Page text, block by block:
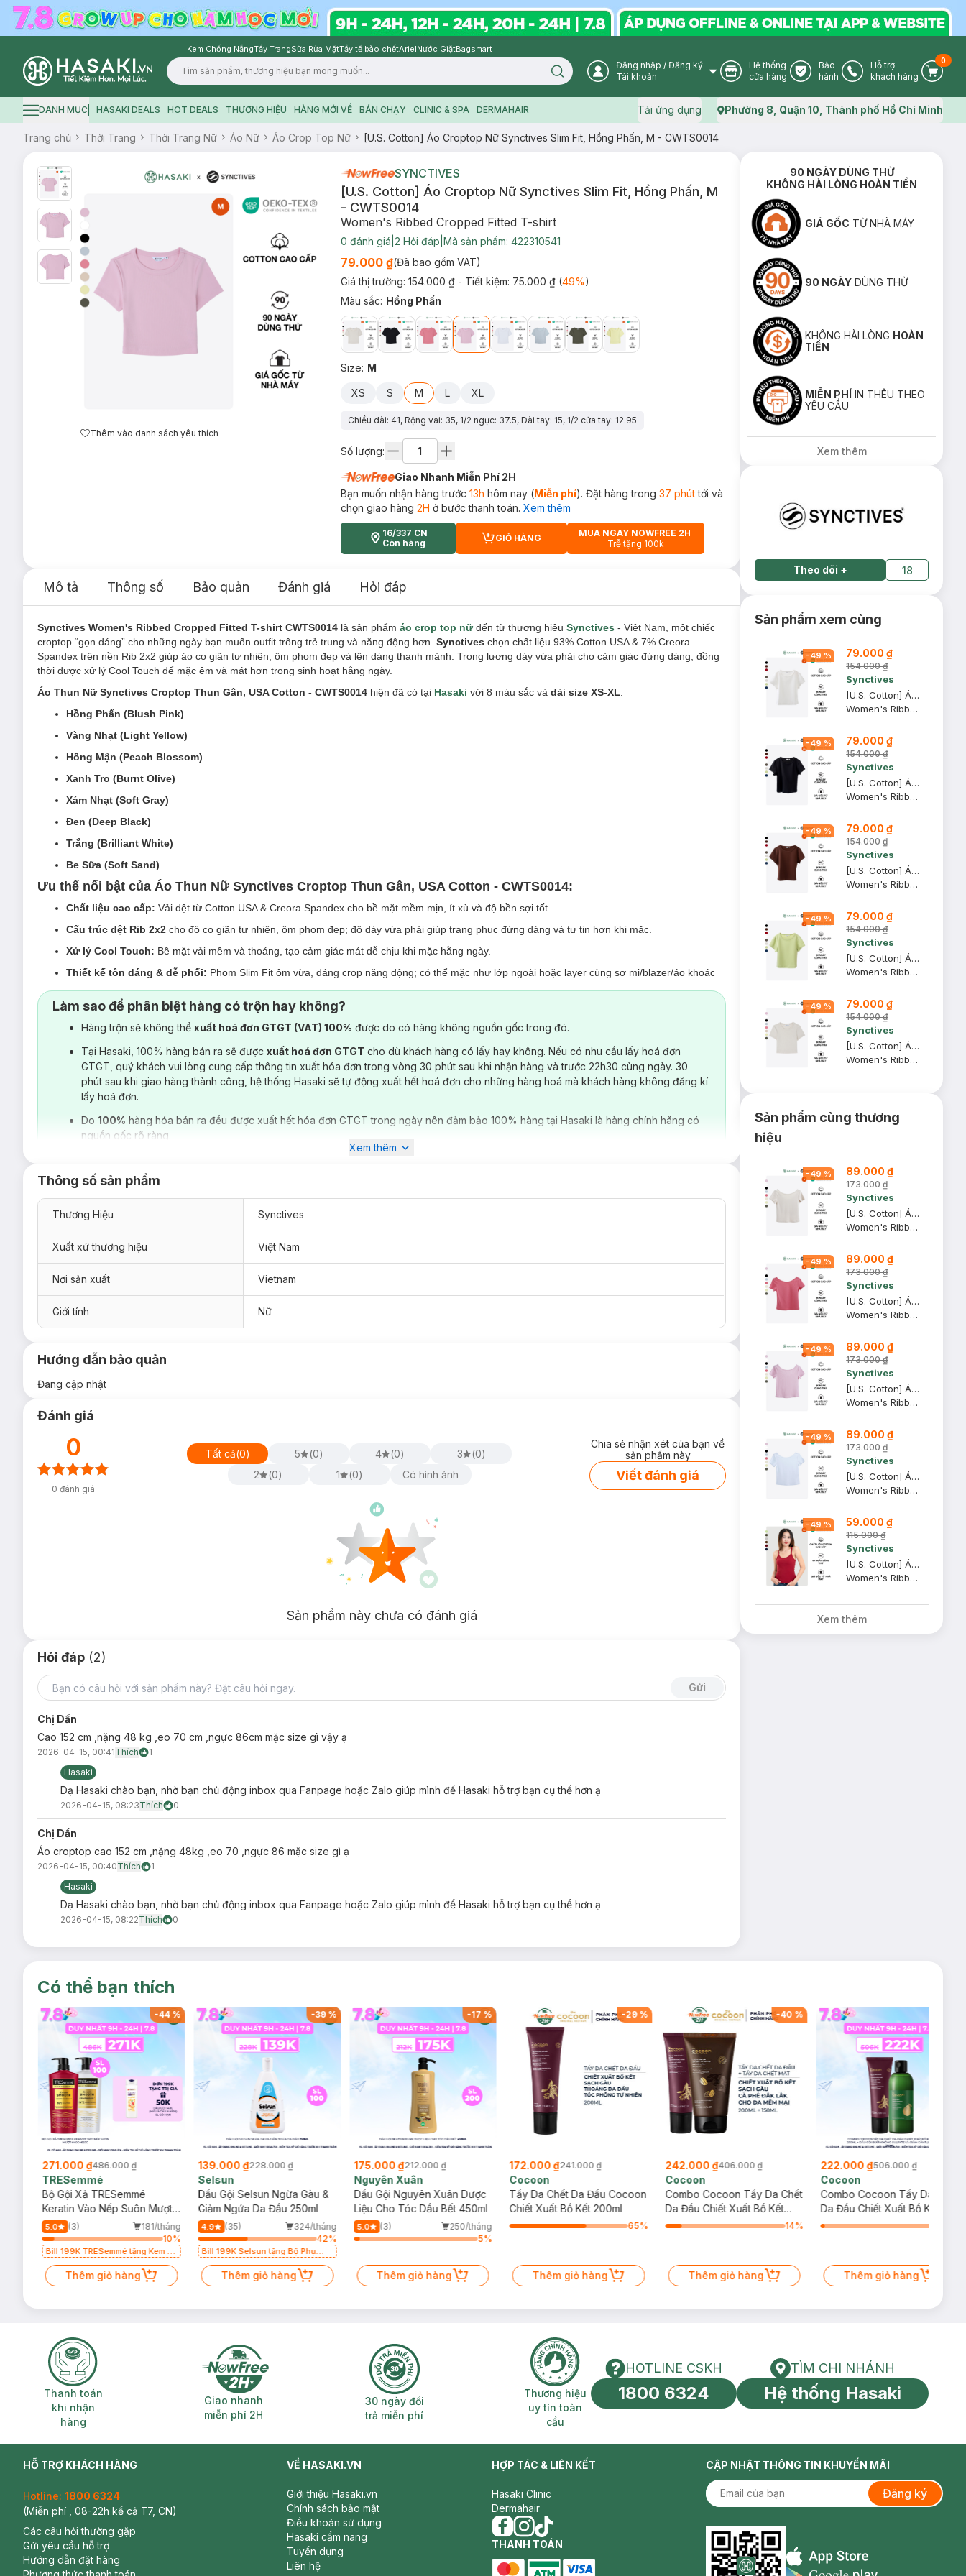
Kem Chống NắngTẩy TrangSữa Rửa MặtTẩy tế bào chếtArielNước GiặtBagsmart
Logo
Search icon User Icon
Đăng nhập / Đăng ký
Tài khoản
Store Icon
Hệ thống
cửa hàng
Warranty Icon
Bảo
hành
Phone Icon
Hỗ trợ
khách hàng
Cart
0
Hamburger icon
DANH MỤC HASAKI DEALS HOT DEALS THƯƠNG HIỆU HÀNG MỚI VỀ BÁN CHẠY CLINIC & SPA DERMAHAIR Tải ứng dụng Map icon
Phường 8, Quận 10, Thành phố Hồ Chí Minh
Trang chủ Thời Trang Thời Trang Nữ Áo Nữ Áo Crop Top Nữ [U.S. Cotton] Áo Croptop Nữ Synctives Slim Fit, Hồng Phấn, M - CWTS0014
Thêm vào danh sách yêu thích
SYNCTIVES
[U.S. Cotton] Áo Croptop Nữ Synctives Slim Fit, Hồng Phấn, M
- CWTS0014
Women's Ribbed Cropped Fitted T-shirt
0 đánh giá 2 Hỏi đáp Mã sản phẩm: 422310541
79.000 ₫(Đã bao gồm VAT)
Giá thị trường: 154.000 ₫ - Tiết kiệm: 75.000 ₫(49%)
Màu sắc: Hồng Phấn
Size: M
XS S M L XL
Chiều dài: 41, Rộng vai: 35, 1/2 ngực: 37.5, Dài tay: 15, 1/2 cửa tay: 12.95
Số lượng:
Giao Nhanh Miễn Phí 2H
Bạn muốn nhận hàng trước 13h hôm nay (Miễn phí). Đặt hàng trong 37 phúttới và
chọn giao hàng 2H ở bước thanh toán. Xem thêm
16/337 CN
Còn hàng
CART PLUS ICON
GIỎ HÀNG
MUA NGAY NOWFREE 2H
Trễ tặng 100k
Mô tả Thông số Bảo quản Đánh giá Hỏi đáp
Synctives Women's Ribbed Cropped Fitted T-shirt CWTS0014 là sản phẩm áo crop top nữđến từ thương hiệu Synctives - Việt Nam, một chiếc
croptop “gọn dáng” cho những ngày bạn muốn outfit trông trẻ trung và năng động hơn. Synctives chọn chất liệu 93% Cotton USA & 7% Creora
Spandex trên nền Rib 2x2 giúp áo co giãn tự nhiên, ôm phom đẹp và lên dáng thanh mảnh. Trọng lượng dày vừa phải cho cảm giác đứng dáng, đồng
thời được xử lý Cool Touch để mặc êm và mát hơn trong sinh hoạt hằng ngày.
Áo Thun Nữ Synctives Croptop Thun Gân, USA Cotton - CWTS0014 hiện đã có tại Hasaki với 8 màu sắc và dải size XS-XL:
Hồng Phấn (Blush Pink)
Vàng Nhạt (Light Yellow)
Hồng Mận (Peach Blossom)
Xanh Tro (Burnt Olive)
Xám Nhạt (Soft Gray)
Đen (Deep Black)
Trắng (Brilliant White)
Be Sữa (Soft Sand)
Ưu thế nổi bật của Áo Thun Nữ Synctives Croptop Thun Gân, USA Cotton - CWTS0014:
Chất liệu cao cấp: Vải dệt từ Cotton USA & Creora Spandex cho bề mặt mềm mịn, ít xù và độ bền sợi tốt.
Cấu trúc dệt Rib 2x2 cho độ co giãn tự nhiên, ôm phom đẹp; độ dày vừa phải giúp trang phục đứng dáng và tự tin hơn khi mặc.
Xử lý Cool Touch: Bề mặt vải mềm và thoáng, tạo cảm giác mát dễ chịu khi mặc hằng ngày.
Thiết kế tôn dáng & dễ phối: Phom Slim Fit ôm vừa, dáng crop năng động; có thể mặc như lớp ngoài hoặc layer cùng sơ mi/blazer/áo khoác
Hoàn thiện tỉ mỉ:Kỹ thuật may tối ưu ở từng chi tiết, đảm bảo độ bền, tính thẩm mỹ cao và thoải mái khi cử động.
Làm sao để phân biệt hàng có trộn hay không?
Hàng trộn sẽ không thể xuất hoá đơn GTGT (VAT) 100% được do có hàng không nguồn gốc trong đó.
Tại Hasaki, 100% hàng bán ra sẽ được xuất hoá đơn GTGT cho dù khách hàng có lấy hay không. Nếu có nhu cầu lấy hoá đơn
GTGT, quý khách vui lòng cung cấp thông tin xuất hóa đơn trong vòng 30 phút sau khi nhận hàng và trước 22h30 cùng ngày. 30
phút sau khi giao hàng thành công, hệ thống Hasaki sẽ tự động xuất hết hoá đơn cho những hàng hoá mà khách hàng không đăng kí
lấy hoá đơn.
Do 100% hàng hóa bán ra đều được xuất hết hóa đơn GTGT trong ngày nên đảm bảo 100% hàng tại Hasaki là hàng chính hãng có
nguồn gốc rõ ràng.
Xem thêm
Thông số sản phẩm
Thương Hiệu Synctives
Xuất xứ thương hiệu Việt Nam
Nơi sản xuất Vietnam
Giới tính Nữ
Hướng dẫn bảo quản
Đang cập nhật
Đánh giá
0
0 đánh giá
Tất cả(0) 5 (0) 4 (0) 3 (0)
2
(0) 1 (0) Có hình ảnh
Chia sẻ nhận xét của bạn về
sản phẩm này
Viết đánh giá
Sản phẩm này chưa có đánh giá
Hỏi đáp (2)
Gửi
Chị Dần
Cao 152 cm ,nặng 48 kg ,eo 70 cm ,ngực 86cm mặc size gì vậy ạ
2026-04-15, 00:41Thích
1
Hasaki
Dạ Hasaki chào bạn, nhờ bạn chủ động inbox qua Fanpage hoặc Zalo giúp mình để Hasaki hỗ trợ bạn cụ thể hơn ạ
2026-04-15, 08:23Thích 0
Chị Dần
Áo croptop cao 152 cm ,nặng 48kg ,eo 70 ,ngực 86 mặc size gì ạ
2026-04-15, 00:40Thích
1
Hasaki
Dạ Hasaki chào bạn, nhờ bạn chủ động inbox qua Fanpage hoặc Zalo giúp mình để Hasaki hỗ trợ bạn cụ thể hơn ạ
2026-04-15, 08:22Thích 0
90 NGÀY DÙNG THỬ
KHÔNG HÀI LÒNG HOÀN TIỀN
GIÁ GỐC TỪ NHÀ MÁY
90 NGÀY DÙNG THỬ
KHÔNG HÀI LÒNG HOÀN
TIỀN
MIỄN PHÍ IN THÊU THEO
YÊU CẦU
Xem thêm
Theo dõi + 18
Sản phẩm xem cùng
-49 % 79.000 ₫
154.000 ₫
Synctives
[U.S. Cotton] Áo Croptop Nữ Synctives Slim Fit, Trắng, L - CWTS0015
Women's Ribbed Cropped Fitted T-shirt
-49 % 79.000 ₫
154.000 ₫
Synctives
[U.S. Cotton] Áo Croptop Nữ Synctives Slim Fit, Đen, XS - CWTS0015
Women's Ribbed Cropped Fitted T-shirt
-49 % 79.000 ₫
154.000 ₫
Synctives
[U.S. Cotton] Áo Croptop Nữ Synctives Slim Fit, Đỏ Nâu Sẫm, S - CWTS0015
Women's Ribbed Cropped Fitted T-shirt
-49 % 79.000 ₫
154.000 ₫
Synctives
[U.S. Cotton] Áo Croptop Nữ Synctives Slim Fit, Xanh Ngọc, S - CWTS0015
Women's Ribbed Cropped Fitted T-shirt
-49 % 79.000 ₫
154.000 ₫
Synctives
[U.S. Cotton] Áo Croptop Nữ Synctives Slim Fit, Be Sữa, L - CWTS0014
Women's Ribbed Cropped Fitted T-shirt
Sản phẩm cùng thương
hiệu
-49 % 89.000 ₫
173.000 ₫
Synctives
[U.S. Cotton] Áo Thun Nữ Cổ Thuyền Synctives Slim Fit, Be Sữa, M - CWTS0013
Women's Ribbed U-neck Low Back T-shirt
-49 % 89.000 ₫
173.000 ₫
Synctives
[U.S. Cotton] Áo Thun Nữ Cổ Thuyền Synctives Slim Fit, Hồng Mận, M - CWTS0013
Women's Ribbed U-neck Low Back T-shirt
-49 % 89.000 ₫
173.000 ₫
Synctives
[U.S. Cotton] Áo Thun Nữ Cổ Thuyền Synctives Slim Fit, Hồng Phấn, L - CWTS0013
Women's Ribbed U-neck Low Back T-shirt
-49 % 89.000 ₫
173.000 ₫
Synctives
[U.S. Cotton] Áo Thun Nữ Cổ Thuyền Synctives Slim Fit, Trắng, XL - CWTS0013
Women's Ribbed U-neck Low Back T-shirt
-49 % 59.000 ₫
115.000 ₫
Synctives
[U.S. Cotton] Áo Hai Dây Nữ Synctives Slim Fit, Đỏ Samba, XL - CWCA0005
Women's Ribbed Fitted Cami Top
Xem thêm
Có thể bạn thích
-44%
271.000 ₫486.000 ₫
TRESemmé
Bộ Gội Xả TRESemmé
Keratin Vào Nếp Suôn Mượt
640g+620g
5.0 (3)
181/tháng
10%
Bill 199K TRESemmé tặng Kem Ủ
Thêm giỏ hàng
-39%
139.000 ₫228.000 ₫
Selsun
Dầu Gội Selsun Ngừa Gàu &
Giảm Ngứa Da Đầu 250ml
4.9 (35)
324/tháng
42%
Bill 199K Selsun tặng Bộ Phụ
hạn)
Thêm giỏ hàng
-17 %
175.000 ₫212.000 ₫
Nguyên Xuân
Dầu Gội Nguyên Xuân Dược
Liệu Cho Tóc Dầu Bết 450ml
5.0 (3)
250/tháng
5%
Thêm giỏ hàng
-29%
172.000 ₫241.000 ₫
Cocoon
Tẩy Da Chết Da Đầu Cocoon
Chiết Xuất Bồ Kết 200ml
65%
Thêm giỏ hàng
-40 %
242.000 ₫406.000 ₫
Cocoon
Combo Cocoon Tẩy Da Chết
Da Đầu Chiết Xuất Bồ Kết
200ml + Tẩy Da Chết Mặt Cà
14%
Thêm giỏ hàng
222.000 ₫506.000 ₫
Cocoon
Combo Cocoon Tẩy Da Chết
Da Đầu Chiết Xuất Bồ Kết
200ml + Dầu Gội Bưởi Không
Thêm giỏ hàng
Thanh toán khi nhận hàng
Thanh toán
khi nhận
hàng
Giao nhanh miễn phí 2H
Giao nhanh
miễn phí 2H
30 ngày đổi trả miễn phí
30 ngày đổi
trả miễn phí
Thương hiệu uy tín toàn cầu
Thương hiệu
uy tín toàn
cầu
HOTLINE CSKH
HOTLINE CSKH
1800 6324
Tìm chi nhánh
TÌM CHI NHÁNH
Hệ thống Hasaki
HỖ TRỢ KHÁCH HÀNG
Hotline: 1800 6324
(Miễn phí , 08-22h kể cả T7, CN)
Các câu hỏi thường gặp
Gửi yêu cầu hỗ trợ
Hướng dẫn đặt hàng
VỀ HASAKI.VN
Giới thiệu Hasaki.vn
Chính sách bảo mật
Điều khoản sử dụng
Hasaki cẩm nang
Tuyển dụng
Liên hệ
HỢP TÁC & LIÊN KẾT
Hasaki Clinic
Dermahair
facebook
instagram
tiktok
THANH TOÁN
CẬP NHẬT THÔNG TIN KHUYẾN MÃI
Đăng ký